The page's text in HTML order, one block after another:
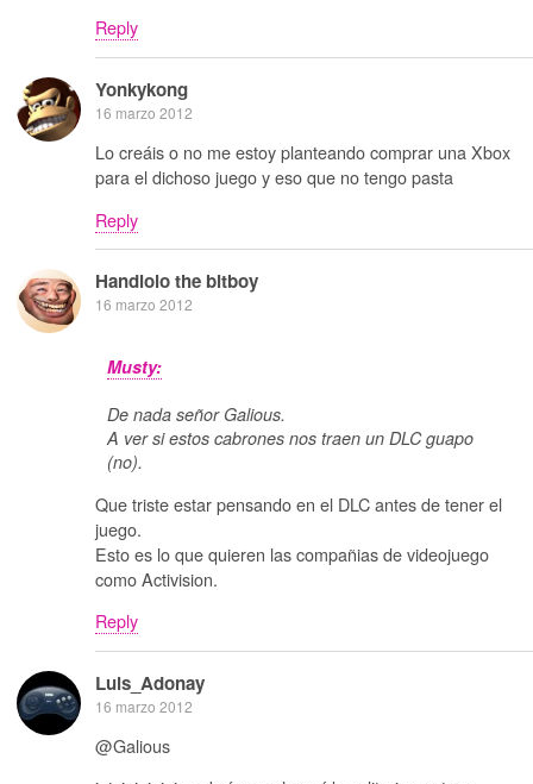
Reply
Yonkykong
16 marzo 2012
Lo creáis o no me estoy planteando comprar una Xbox
para el dichoso juego y eso que no tengo pasta
Reply
Handlolo the bitboy
16 marzo 2012
Musty:
De nada señor Galious.
A ver si estos cabrones nos traen un DLC guapo
(no).
Que triste estar pensando en el DLC antes de tener el
juego.
Esto es lo que quieren las compañias de videojuego
como Activision.
Reply
Luis_Adonay
16 marzo 2012
@Galious